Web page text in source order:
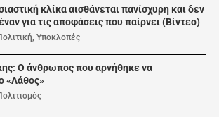
κλίκα αισθάνεται πανίσχυρη και δεν
για τις αποφάσεις που παίρνει (Βίντεο)
,Υποκλοπές
Ο άνθρωπος που αρνήθηκε να
«Λάθος»